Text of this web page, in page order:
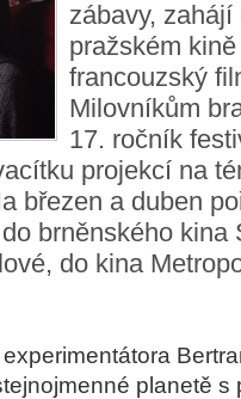
zábavy, zahájí
pražském
francouzský
Milovníkům
17. ročník
projekcí na
březen a duben
brněnského kina
do kina
planetě s